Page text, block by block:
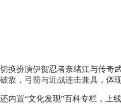
换扮演伊贺忍者奈绪江与传奇
敌，弓箭与近战连击兼具， 体
还内置“文化发现”百科专栏，上